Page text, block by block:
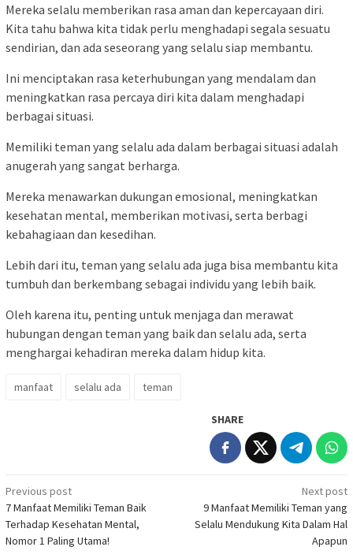
Mereka selalu memberikan rasa aman dan kepercayaan diri.
Kita tahu bahwa kita tidak perlu menghadapi segala sesuatu
sendirian, dan ada seseorang yang selalu siap membantu.
Ini menciptakan rasa keterhubungan yang mendalam dan
meningkatkan rasa percaya diri kita dalam menghadapi
berbagai situasi.
Memiliki teman yang selalu ada dalam berbagai situasi adalah
anugerah yang sangat berharga.
Mereka menawarkan dukungan emosional, meningkatkan
kesehatan mental, memberikan motivasi, serta berbagi
kebahagiaan dan kesedihan.
Lebih dari itu, teman yang selalu ada juga bisa membantu kita
tumbuh dan berkembang sebagai individu yang lebih baik.
Oleh karena itu, penting untuk menjaga dan merawat
hubungan dengan teman yang baik dan selalu ada, serta
menghargai kehadiran mereka dalam hidup kita.
manfaat selalu ada teman
SHARE
Post
navigation
Previous post
7 Manfaat Memiliki Teman Baik
Terhadap Kesehatan Mental,
Nomor 1 Paling Utama!
Next post
9 Manfaat Memiliki Teman yang
Selalu Mendukung Kita Dalam Hal
Apapun